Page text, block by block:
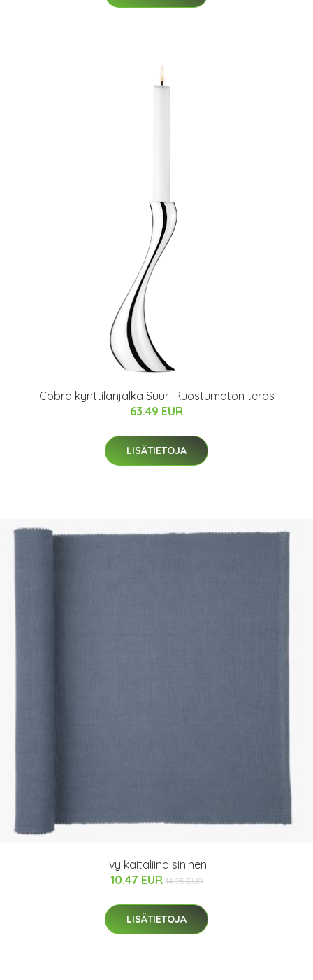
Cobra kynttilänjalka Suuri Ruostumaton teräs
63.49 EUR
LISÄTIETOJA
Ivy kaitaliina sininen
10.47 EUR 14.95 EUR
LISÄTIETOJA